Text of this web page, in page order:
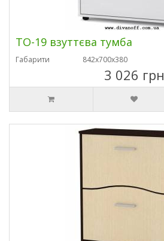
ТО-19 взуттєва тумба
Габарити 842х700х380
3 026 грн